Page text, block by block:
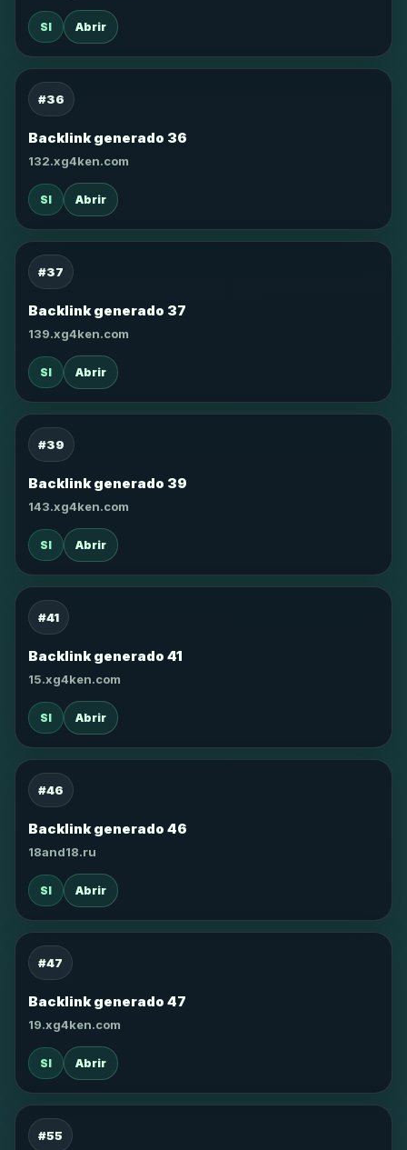
SI Abrir
#36
Backlink generado 36
132.xg4ken.com
SI Abrir
#37
Backlink generado 37
139.xg4ken.com
SI Abrir
#39
Backlink generado 39
143.xg4ken.com
SI Abrir
#41
Backlink generado 41
15.xg4ken.com
SI Abrir
#46
Backlink generado 46
18and18.ru
SI Abrir
#47
Backlink generado 47
19.xg4ken.com
SI Abrir
#55